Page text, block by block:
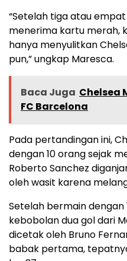
“Setelah tiga atau
menerima kartu merah,
hanya menyulitkan
pun,” ungkap Maresca.
Baca Juga Chelsea
FC Barcelona
Pada pertandingan ini,
dengan 10 orang sejak
Roberto Sanchez
oleh wasit karena
Setelah bermain dengan
kebobolan dua gol dari
dicetak oleh Bruno
babak pertama,